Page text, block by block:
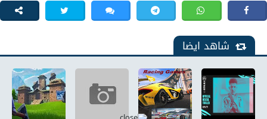
شاهد ايضا